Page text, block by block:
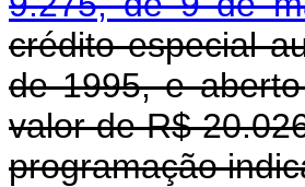
crédito especial
de 1995, e
valor de R$
programação